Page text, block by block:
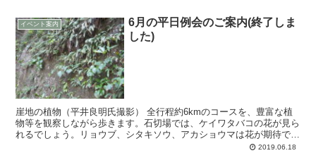
イベント案内
6月の平日例会のご案内(終了しま
した)
崖地の植物（平井良明氏撮影） 全行程約6kmのコースを、豊富な植
物等を観察しながら歩きます。石切場では、ケイワタバコの花が見ら
れるでしょう。リョウブ、シタキソウ、アカショウマは花が期待でき
2019.06.18